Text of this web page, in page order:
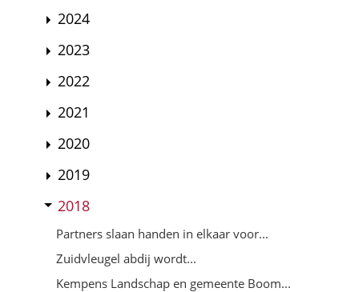
2024
2023
2022
2021
2020
2019
2018
Partners slaan handen in elkaar voor...
Zuidvleugel abdij wordt...
Kempens Landschap en gemeente Boom...